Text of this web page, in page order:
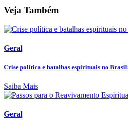
Veja Também
Geral
Crise política e batalhas espirituais no
Saiba Mais
Geral